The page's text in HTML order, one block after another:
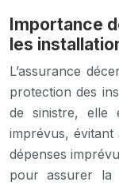
Importance
les
L’assurance
protection des
de sinistre, elle
imprévus, évitant
dépenses
pour assurer la